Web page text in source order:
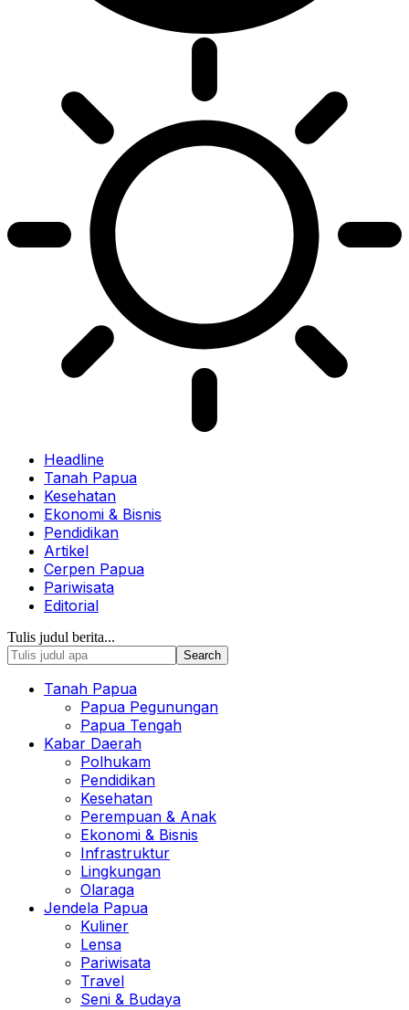
Headline
Tanah Papua
Kesehatan
Ekonomi & Bisnis
Pendidikan
Artikel
Cerpen Papua
Pariwisata
Editorial
Tulis judul berita...
Tanah Papua
Papua Pegunungan
Papua Tengah
Kabar Daerah
Polhukam
Pendidikan
Kesehatan
Perempuan & Anak
Ekonomi & Bisnis
Infrastruktur
Lingkungan
Olaraga
Jendela Papua
Kuliner
Lensa
Pariwisata
Travel
Seni & Budaya